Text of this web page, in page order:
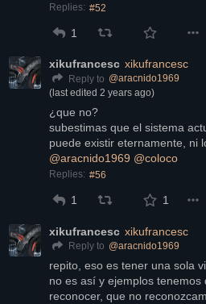
Replies: #52
1
xikufrancesc xikufrancesc
Reply to @aracnido1969
(last edited 2 years ago)
¿que no?
subestimas que el sistema
puede existir eternamente, ni
@aracnido1969 @coloco
Replies: #56
1 1
xikufrancesc xikufrancesc
Reply to @aracnido1969
repito, eso es tener una sola
no es así y ejemplos
reconocer, que no